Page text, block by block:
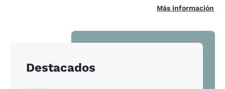
Más información
Destacados